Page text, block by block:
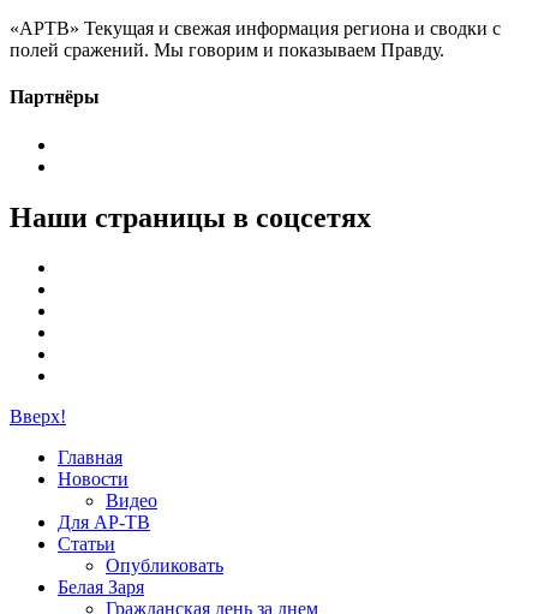
«АРТВ» Текущая и свежая информация региона и сводки с
полей сражений. Мы говорим и показываем Правду.
Партнёры
Наши страницы в соцсетях
Вверх!
Главная
Новости
Видео
Для АР-ТВ
Статьи
Опубликовать
Белая Заря
Гражданская день за днем